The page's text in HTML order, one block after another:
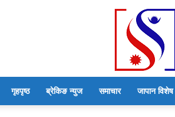
गृहपृष्ठ ब्रेकिङ न्युज समाचार जापान विशेष